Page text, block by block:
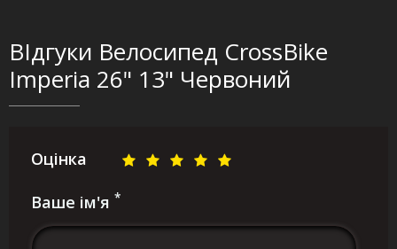
ВІдгуки Велосипед CrossBike
Imperia 26" 13" Червоний
Оцінка
Ваше ім'я *